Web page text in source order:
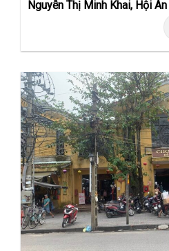
Nguyễn Thị Minh Khai, Hội An